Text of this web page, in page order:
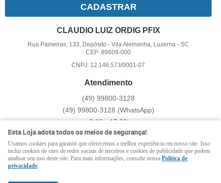
CADASTRAR
CLAUDIO LUIZ ORDIG PFIX
Rua Paineiras, 133, Depósito -Vila Alemanha, Luzerna -SC
CEP: 89609-000
CNPJ: 12.146.573/0001-07
Atendimento
(49) 99800-3128
(49) 99800-3128 (WhatsApp)
8:00 - 17:00
pfix@pfix.com.br
LOJA VIRTUAL CRIADA POR
Esta Loja adota todos os meios de segurança!
Usamos cookies para garantir que oferecemos a melhor experiência em nosso site. Isso
inclui cookies de sites de redes sociais de terceiros e cookies de publicidade que podem
analisar seu uso deste site. Para mais informações, consulte nossa Política de
privacidade.